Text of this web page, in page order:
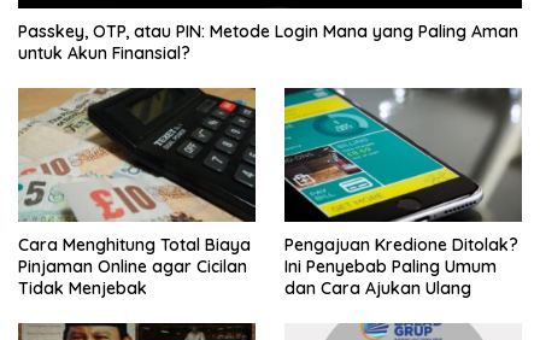
Passkey, OTP, atau PIN: Metode Login Mana yang Paling Aman
untuk Akun Finansial?
Cara Menghitung Total Biaya
Pinjaman Online agar Cicilan
Tidak Menjebak
Pengajuan Kredione Ditolak?
Ini Penyebab Paling Umum
dan Cara Ajukan Ulang